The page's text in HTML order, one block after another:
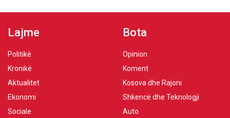
Lajme
Politikë
Kronikë
Aktualitet
Ekonomi
Sociale
Bota
Opinion
Koment
Kosova dhe Rajoni
Shkencë dhe Teknologji
Auto